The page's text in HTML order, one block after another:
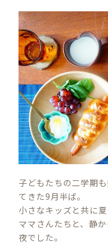
子どもたちの二学期
てきた9月半ば。
小さなキッズと共に
ママさんたちと、静
夜でした。